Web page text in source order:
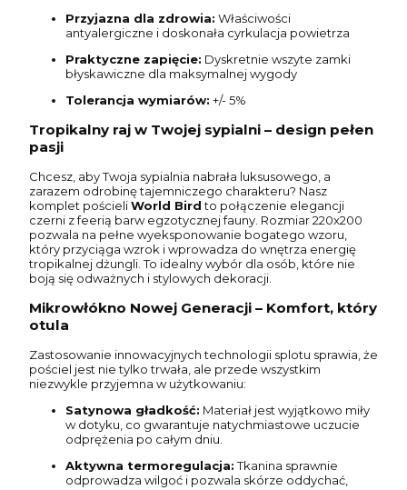
Przyjazna dla zdrowia: Właściwości
antyalergiczne i doskonała cyrkulacja powietrza
Praktyczne zapięcie: Dyskretnie wszyte zamki
błyskawiczne dla maksymalnej wygody
Tolerancja wymiarów: +/- 5%
Tropikalny raj w Twojej sypialni – design pełen
pasji
Chcesz, aby Twoja sypialnia nabrała luksusowego, a
zarazem odrobinę tajemniczego charakteru? Nasz
komplet pościeliWorld Birdto połączenie elegancji
czerni z feerią barw egzotycznej fauny. Rozmiar 220x200
pozwala na pełne wyeksponowanie bogatego wzoru,
który przyciąga wzrok i wprowadza do wnętrza energię
tropikalnej dżungli. To idealny wybór dla osób, które nie
boją się odważnych i stylowych dekoracji.
Mikrowłókno Nowej Generacji – Komfort, który
otula
Zastosowanie innowacyjnych technologii splotu sprawia, że
pościel jest nie tylko trwała, ale przede wszystkim
niezwykle przyjemna w użytkowaniu:
Satynowa gładkość: Materiał jest wyjątkowo miły
w dotyku, co gwarantuje natychmiastowe uczucie
odprężenia po całym dniu.
Aktywna termoregulacja:Tkanina sprawnie
odprowadza wilgoć i pozwala skórze oddychać,